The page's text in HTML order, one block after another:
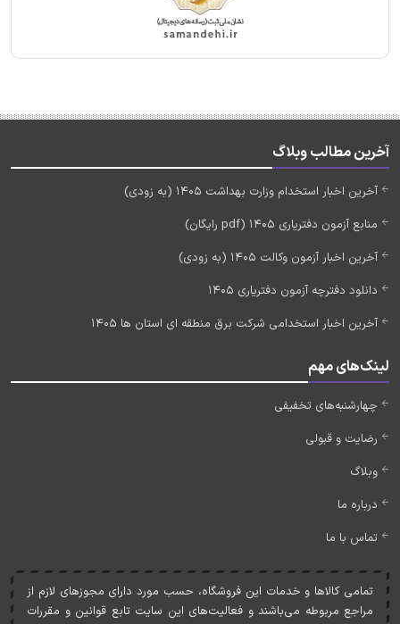
آخرین مطالب وبلاگ
آخرین اخبار استخدام وزارت بهداشت 1405 (به زودی)
منابع آزمون دفتریاری 1405 (pdf رایگان)
آخرین اخبار آزمون وکالت 1405 (به زودی)
دانلود دفترچه آزمون دفتریاری 1405
آخرین اخبار استخدامی شرکت برق منطقه ای استان ها 1405
لینک‌های مهم
چهارشنبه‌های تخفیفی
رضایت و قبولی
وبلاگ
درباره ما
تماس با ما
تمامی کالاها و خدمات اين فروشگاه، حسب مورد دارای مجوزهای لازم از
مراجع مربوطه می‌باشند و فعاليت‌های اين سايت تابع قوانين و مقررات